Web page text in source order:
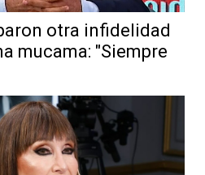
otra infidelidad
mucama: "Siempre